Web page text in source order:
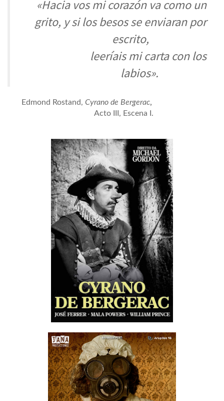
«Hacia vos mi corazón va como un
grito, y si los besos se enviaran por
escrito,
leeríais mi carta con los
labios».
Edmond Rostand, Cyrano de Bergerac,
Acto III, Escena I.